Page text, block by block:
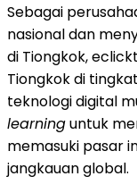
Sebagai
nasional dan
di Tiongkok,
Tiongkok di
teknologi digital
learninguntuk
memasuki pasar
jangkauan global.